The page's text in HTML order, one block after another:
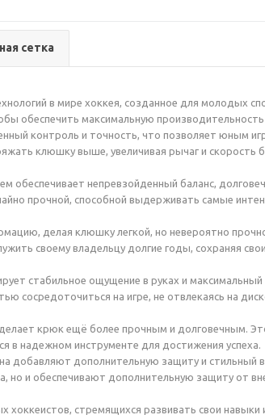
сетка
в мире хоккея, созданное для молодых
обеспечить максимальную производительность
контроль и точность, что позволяет юным
клюшку выше, увеличивая рычаг и скорость
обеспечивает непревзойденный баланс,
прочной, способной выдерживать самые
делая клюшку легкой, но невероятно
своему владельцу долгие годы, сохраняя свои
стабильное ощущение в руках и
сосредоточиться на игре, не отвлекаясь на
крюк ещё более прочным и долговечным.
в надежном инструменте для достижения успеха.
добавляют дополнительную защиту и стильный
но и обеспечивают дополнительную защиту от
стремящихся развивать свои навыки